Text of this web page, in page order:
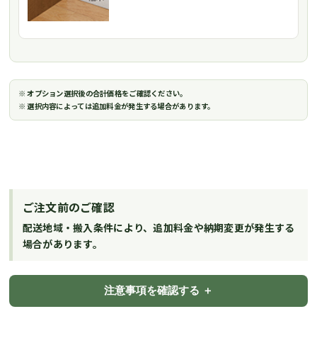
※ オプション選択後の合計価格をご確認ください。
※ 選択内容によっては追加料金が発生する場合があります。
ご注文前のご確認
配送地域・搬入条件により、追加料金や納期変更が発生する
場合があります。
注意事項を確認する